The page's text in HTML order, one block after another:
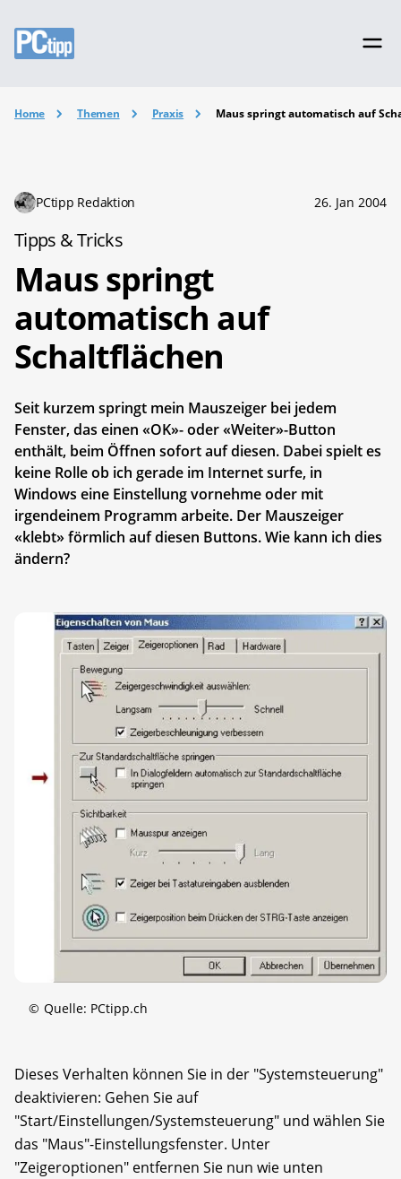
Home Themen Praxis Maus springt automatisch auf
PCtipp Redaktion 26. Jan 2004
Tipps & Tricks
Maus springt
automatisch auf
Schaltflächen
Seit kurzem springt mein Mauszeiger bei jedem
Fenster, das einen «OK»- oder «Weiter»-Button
enthält, beim Öffnen sofort auf diesen. Dabei spielt es
keine Rolle ob ich gerade im Internet surfe, in
Windows eine Einstellung vornehme oder mit
irgendeinem Programm arbeite. Der Mauszeiger
«klebt» förmlich auf diesen Buttons. Wie kann ich dies
ändern?
© Quelle: PCtipp.ch
Dieses Verhalten können Sie in der "Systemsteuerung"
deaktivieren: Gehen Sie auf
"Start/Einstellungen/Systemsteuerung" und wählen Sie
das "Maus"-Einstellungsfenster. Unter
"Zeigeroptionen" entfernen Sie nun wie unten